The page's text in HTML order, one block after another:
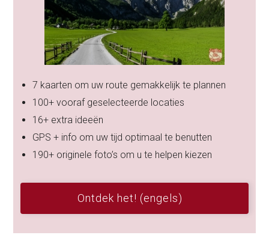
7 kaarten om uw route gemakkelijk te plannen
100+ vooraf geselecteerde locaties
16+ extra ideeën
GPS + info om uw tijd optimaal te benutten
190+ originele foto’s om u te helpen kiezen
Ontdek het! (engels)